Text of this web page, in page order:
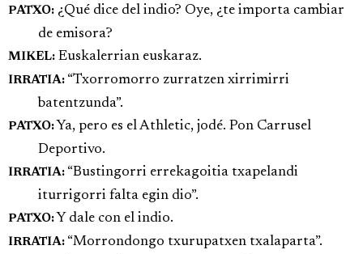
PATXO: ¿Qué dice del indio? Oye, ¿te importa cambiar
de emisora?
MIKEL: Euskalerrian euskaraz.
IRRATIA: “Txorromorro zurratzen xirrimirri
batentzunda”.
PATXO: Ya, pero es el Athletic, jodé. Pon Carrusel
Deportivo.
IRRATIA: “Bustingorri errekagoitia txapelandi
iturrigorri falta egin dio”.
PATXO: Y dale con el indio.
IRRATIA: “Morrondongo txurupatxen txalaparta”.